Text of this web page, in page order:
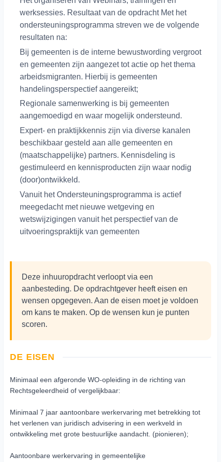
werksessies. Resultaat van de opdracht Met het
ondersteuningsprogramma streven we de volgende
resultaten na:
Bij gemeenten is de interne bewustwording vergroot
en gemeenten zijn aangezet tot actie op het thema
arbeidsmigranten. Hierbij is gemeenten
handelingsperspectief aangereikt;
Regionale samenwerking is bij gemeenten
aangemoedigd en waar mogelijk ondersteund.
Expert- en praktijkkennis zijn via diverse kanalen
beschikbaar gesteld aan alle gemeenten en
(maatschappelijke) partners. Kennisdeling is
gestimuleerd en kennisproducten zijn waar nodig
(door)ontwikkeld.
Vanuit het Ondersteuningsprogramma is actief
meegedacht met nieuwe wetgeving en
wetswijzigingen vanuit het perspectief van de
uitvoeringspraktijk van gemeenten
Deze inhuuropdracht verloopt via een
aanbesteding. De opdrachtgever heeft eisen en
wensen opgegeven. Aan de eisen moet je voldoen
om kans te maken. Op de wensen kun je punten
scoren.
DE EISEN
Minimaal een afgeronde WO-opleiding in de richting van
Rechtsgeleerdheid of vergelijkbaar:
Minimaal 7 jaar aantoonbare werkervaring met betrekking tot
het verlenen van juridisch advisering in een werkveld in
ontwikkeling met grote bestuurlijke aandacht. (pionieren);
Aantoonbare werkervaring in gemeentelijke